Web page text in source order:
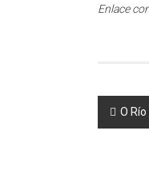
Enlace
O